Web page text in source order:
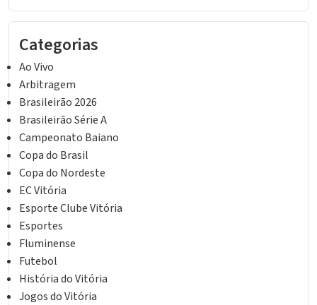
Categorias
Ao Vivo
Arbitragem
Brasileirão 2026
Brasileirão Série A
Campeonato Baiano
Copa do Brasil
Copa do Nordeste
EC Vitória
Esporte Clube Vitória
Esportes
Fluminense
Futebol
História do Vitória
Jogos do Vitória